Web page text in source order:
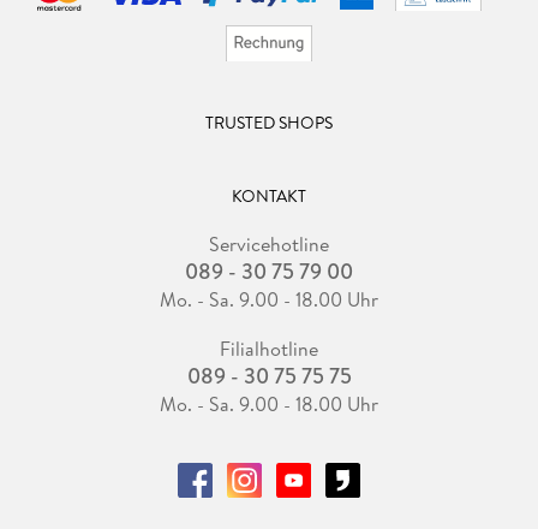
TRUSTED SHOPS
KONTAKT
Servicehotline
089 - 30 75 79 00
Mo. - Sa. 9.00 - 18.00 Uhr
Filialhotline
089 - 30 75 75 75
Mo. - Sa. 9.00 - 18.00 Uhr